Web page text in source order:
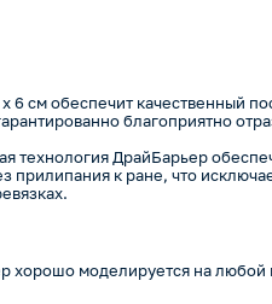
6 см обеспечит качественный
благоприятно
технология ДрайБарьер
прилипания к ране, что
хорошо моделируется на